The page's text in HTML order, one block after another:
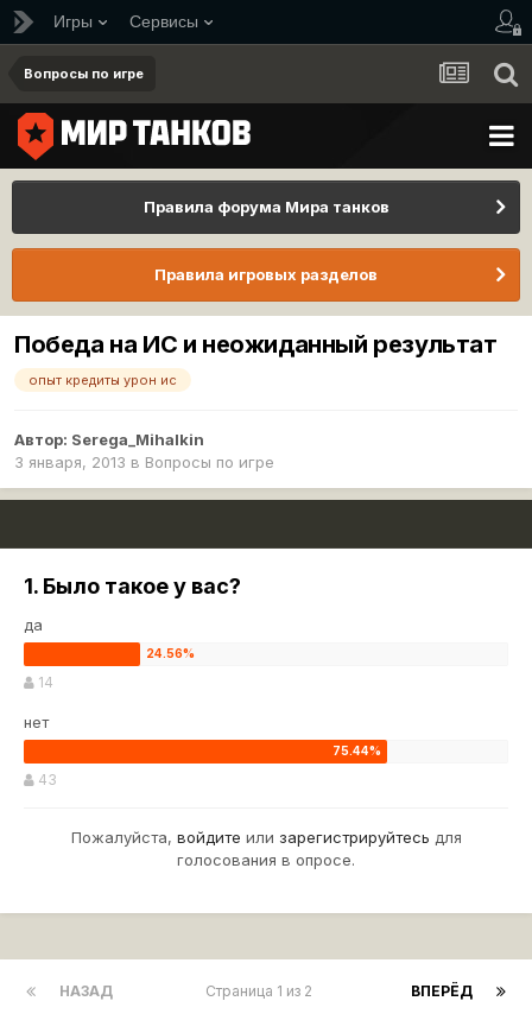
Игры Сервисы
Вопросы по игре
Правила форума Мира танков
Правила игровых разделов
Победа на ИС и неожиданный результат
опыт кредиты урон ис
Автор: Serega_Mihalkin
3 января, 2013 в Вопросы по игре
1. Было такое у вас?
да
14
нет
43
Пожалуйста, войдите или зарегистрируйтесь для
голосования в опросе.
НАЗАД ВПЕРЁД
Страница 1 из 2